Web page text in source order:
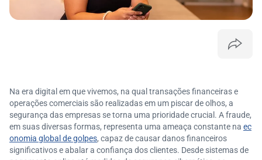
Na era digital em que vivemos, na qual transações financeiras e
operações comerciais são realizadas em um piscar de olhos, a
segurança das empresas se torna uma prioridade crucial. A fraude,
em suas diversas formas, representa uma ameaça constante na ec
onomia global de golpes, capaz de causar danos financeiros
significativos e abalar a confiança dos clientes. Desde sistemas de